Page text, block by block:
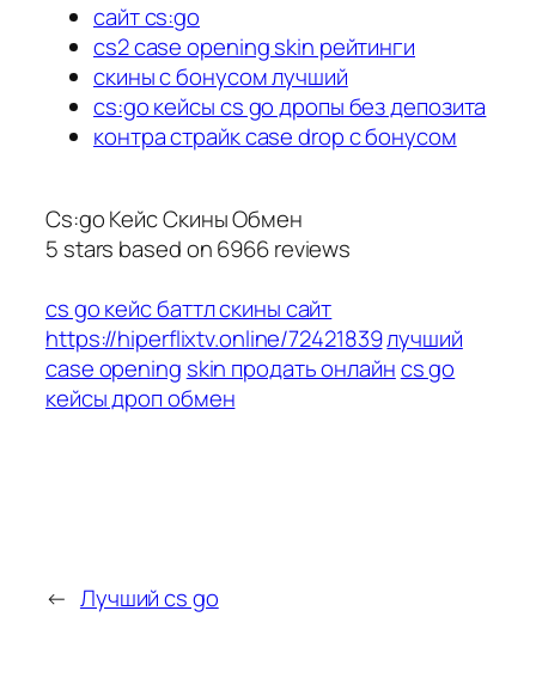
сайт cs:go
cs2 case opening skin рейтинги
скины с бонусом лучший
cs:go кейсы cs go дропы без депозита
контра страйк case drop с бонусом
Cs:go Кейс Скины Обмен
5 stars based on6966reviews
cs go кейс баттл скины сайт
https://hiperflixtv.online/72421839лучший
case opening skin продать онлайнcs go
кейсы дроп обмен
← Лучший cs go